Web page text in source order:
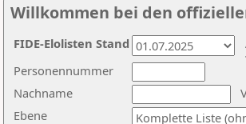
Willkommen bei den
Nachname
Ebene
Personennummer
FIDE-Elolisten Stand